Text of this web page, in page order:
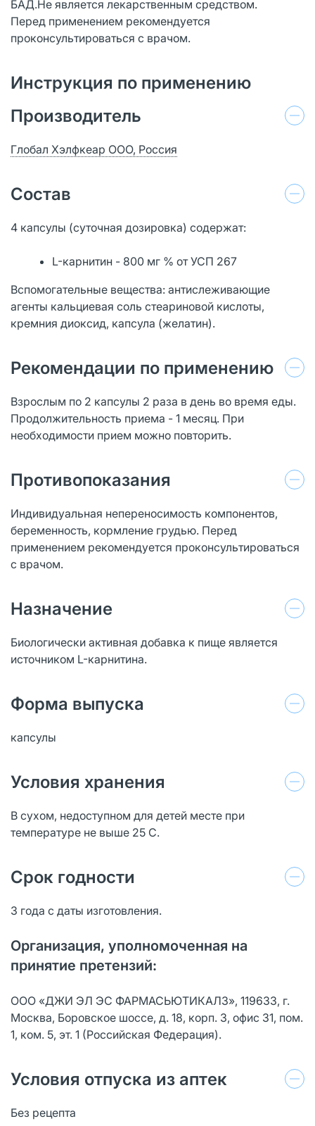
БАД.Не является лекарственным средством.
Перед применением рекомендуется
проконсультироваться с врачом.
Инструкция по применению
Производитель
Глобал Хэлфкеар ООО, Россия
Состав
4 капсулы (суточная дозировка) содержат:
L-карнитин - 800 мг % от УСП 267
Вспомогательные вещества: антислеживающие
агенты кальциевая соль стеариновой кислоты,
кремния диоксид, капсула (желатин).
Рекомендации по применению
Взрослым по 2 капсулы 2 раза в день во время еды.
Продолжительность приема - 1 месяц. При
необходимости прием можно повторить.
Противопоказания
Индивидуальная непереносимость компонентов,
беременность, кормление грудью. Перед
применением рекомендуется проконсультироваться
с врачом.
Назначение
Биологически активная добавка к пище является
источником L-карнитина.
Форма выпуска
капсулы
Условия хранения
В сухом, недоступном для детей месте при
температуре не выше 25 С.
Срок годности
3 года с даты изготовления.
Организация, уполномоченная на
принятие претензий:
ООО «ДЖИ ЭЛ ЭС ФАРМАСЬЮТИКАЛЗ», 119633, г.
Москва, Боровское шоссе, д. 18, корп. 3, офис 31, пом.
1, ком. 5, эт. 1 (Российская Федерация).
Условия отпуска из аптек
Без рецепта